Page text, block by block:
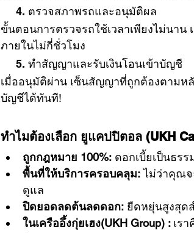
     4. ตรวจสภาพรถและอนุมัติผล
ขั้นตอนการตรวจรถใช้เวลาเพียงไม่นาน
ภายในไม่กี่ชั่วโมง
     5. ทำสัญญาและรับเงินโอนเข้าบัญชี
เมื่ออนุมัติผ่าน เซ็นสัญญาที่ถูกต้องตามห
บัญชีได้ทันที!
ทำไมต้องเลือก ยูแคปปิตอล (UKH
ถูกกฎหมาย 100%: ดอกเบี้ยเป็นธร
พื้นที่ให้บริการครอบคลุม: ไม่ว่าคุณจ
ดูแล
ปิดยอดลดต้นลดดอก: ยืดหยุ่นสูงสุด
ในเครืออึ้งกุ่ยเฮง(UKH Group) : เร